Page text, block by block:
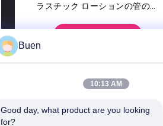
ラスチック ローションの管の詰
Buen
10:13 AM
Good day, what product are you looking
for?